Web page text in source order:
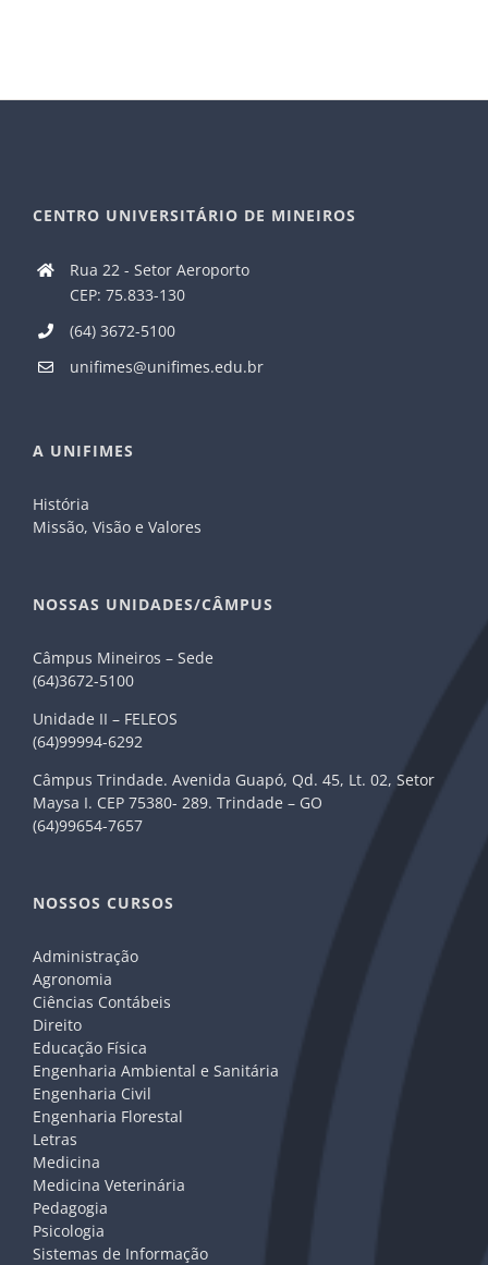
CENTRO UNIVERSITÁRIO DE MINEIROS
Rua 22 - Setor Aeroporto
CEP: 75.833-130
(64) 3672-5100
unifimes@unifimes.edu.br
A UNIFIMES
História
Missão, Visão e Valores
NOSSAS UNIDADES/CÂMPUS
Câmpus Mineiros – Sede
(64)3672-5100
Unidade II – FELEOS
(64)99994-6292
Câmpus Trindade. Avenida Guapó, Qd. 45, Lt. 02, Setor
Maysa I. CEP 75380- 289. Trindade – GO
(64)99654-7657
NOSSOS CURSOS
Administração
Agronomia
Ciências Contábeis
Direito
Educação Física
Engenharia Ambiental e Sanitária
Engenharia Civil
Engenharia Florestal
Letras
Medicina
Medicina Veterinária
Pedagogia
Psicologia
Sistemas de Informação